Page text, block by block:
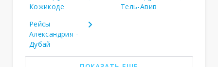
Кожикоде
Тель-Авив
Рейсы
Александрия -
Дубай